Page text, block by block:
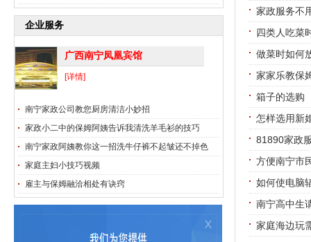
企业服务
广西南宁凤凰宾馆
[详情]
南宁家政公司教您厨房清洁小妙招
家政小二中的保姆阿姨告诉我清洗羊毛衫的技巧
南宁家政阿姨教你这一招洗牛仔裤不起皱还不掉色
家庭主妇小技巧视频
雇主与保姆融洽相处有诀窍
家政服务不
四类人吃菜
做菜时如何
家家乐教保
箱子的选购
怎样选用新
81890家政
方便南宁市
如何使电脑
南宁高中生
家庭海边玩